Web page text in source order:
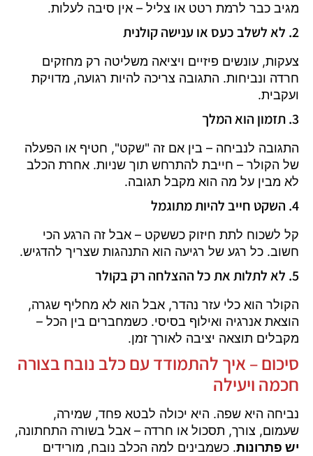
מגיב כבר לרמת רטט או צליל – אין סיבה לעלות.
2. לא לשלב כעס או ענישה קולנית
צעקות, עונשים פיזיים ויציאה משליטה רק מחזקים
חרדה ונביחות. התגובה צריכה להיות רגועה, מדויקת
ועקבית.
3. תזמון הוא המלך
התגובה לנביחה – בין אם זה "שקט", חטיף או הפעלה
של הקולר – חייבת להתרחש תוך שניות. אחרת הכלב
לא מבין על מה הוא מקבל תגובה.
4. השקט חייב להיות מתוגמל
קל לשכוח לתת חיזוק כששקט – אבל זה הרגע הכי
חשוב. כל רגע של רגיעה הוא התנהגות שצריך להדגיש.
5. לא לתלות את כל ההצלחה רק בקולר
הקולר הוא כלי עזר נהדר, אבל הוא לא מחליף שגרה,
הוצאת אנרגיה ואילוף בסיסי. כשמחברים בין הכל –
מקבלים תוצאה יציבה לאורך זמן.
סיכום – איך להתמודד עם כלב נובח בצורה
חכמה ויעילה
נביחה היא שפה. היא יכולה לבטא פחד, שמירה,
שעמום, צורך, תסכול או חרדה – אבל בשורה התחתונה,
יש פתרונות. כשמבינים למה הכלב נובח, מורידים